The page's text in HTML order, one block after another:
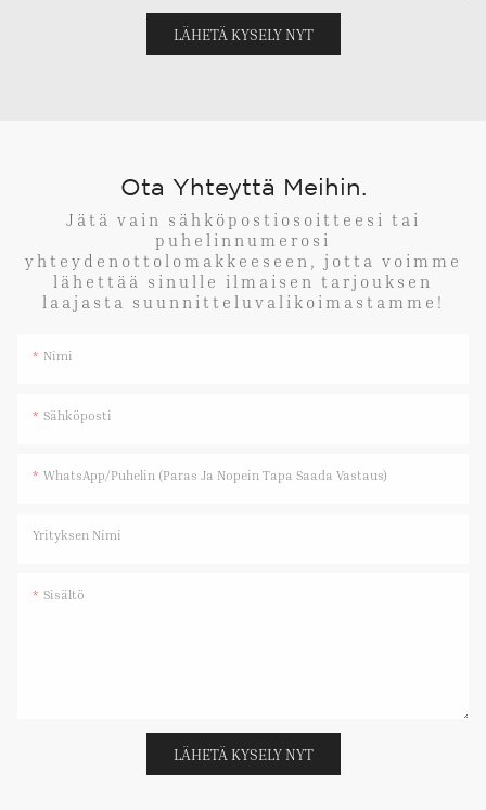
LÄHETÄ KYSELY NYT
Ota Yhteyttä Meihin.
Jätä vain sähköpostiosoitteesi tai
puhelinnumerosi
yhteydenottolomakkeeseen, jotta voimme
lähettää sinulle ilmaisen tarjouksen
laajasta suunnitteluvalikoimastamme!
Nimi
Sähköposti
WhatsApp/Puhelin (paras Ja Nopein Tapa Saada Vastaus)
Yrityksen Nimi
Sisältö
LÄHETÄ KYSELY NYT